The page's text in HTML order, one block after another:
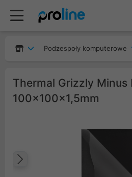
Podzespoły komputerowe
Thermal Grizzly Minus
100x100x1,5mm